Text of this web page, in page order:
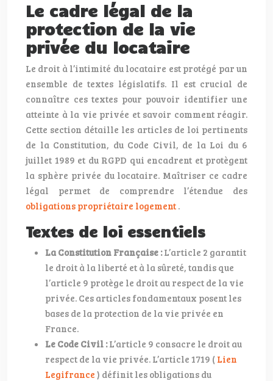
Le cadre légal de la
protection de la vie
privée du locataire
Le droit à l’intimité du locataire est protégé par un
ensemble de textes législatifs. Il est crucial de
connaître ces textes pour pouvoir identifier une
atteinte à la vie privée et savoir comment réagir.
Cette section détaille les articles de loi pertinents
de la Constitution, du Code Civil, de la Loi du 6
juillet 1989 et du RGPD qui encadrent et protègent
la sphère privée du locataire. Maîtriser ce cadre
légal permet de comprendre l’étendue des
obligations propriétaire logement .
Textes de loi essentiels
La Constitution Française :L’article 2 garantit
le droit à la liberté et à la sûreté, tandis que
l’article 9 protège le droit au respect de la vie
privée. Ces articles fondamentaux posent les
bases de la protection de la vie privée en
France.
Le Code Civil :L’article 9 consacre le droit au
respect de la vie privée. L’article 1719 ( Lien
Legifrance ) définit les obligations du